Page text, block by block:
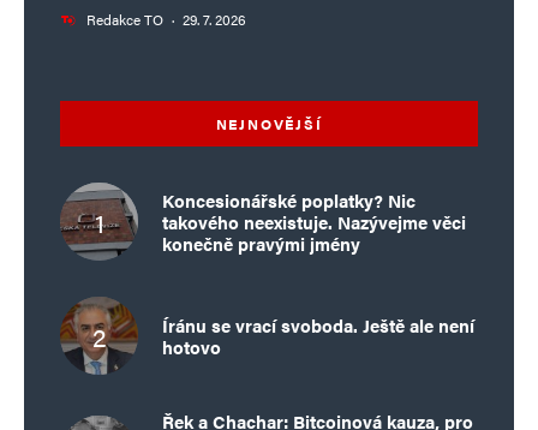
Redakce TO · 29. 7. 2026
NEJNOVĚJŠÍ
Koncesionářské poplatky? Nic
takového neexistuje. Nazývejme věci
konečně pravými jmény
Íránu se vrací svoboda. Ještě ale není
hotovo
Řek a Chachar: Bitcoinová kauza, pro